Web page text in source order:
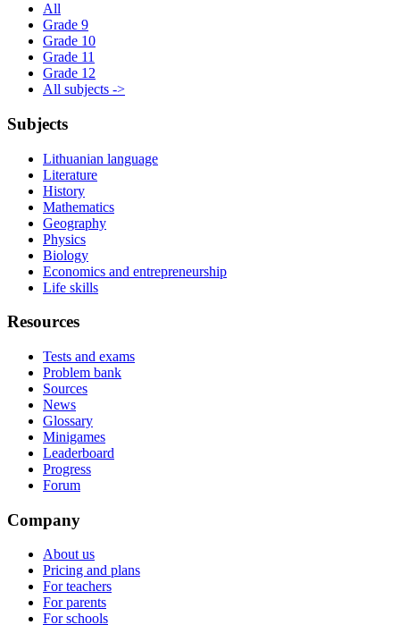
All
Grade 9
Grade 10
Grade 11
Grade 12
All subjects ->
Subjects
Lithuanian language
Literature
History
Mathematics
Geography
Physics
Biology
Economics and entrepreneurship
Life skills
Resources
Tests and exams
Problem bank
Sources
News
Glossary
Minigames
Leaderboard
Progress
Forum
Company
About us
Pricing and plans
For teachers
For parents
For schools